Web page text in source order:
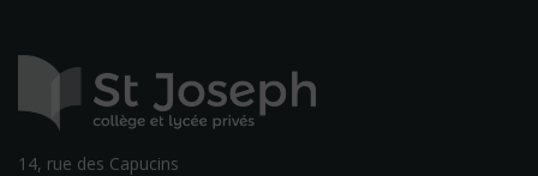
14, rue des Capucins